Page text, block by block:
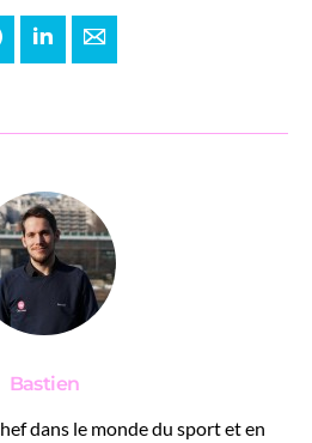
PinterestLinkedInE-mail
Bastien
dans le monde du sport et en